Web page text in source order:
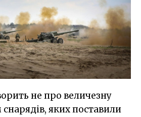
не про величезну
снарядів, яких поставили